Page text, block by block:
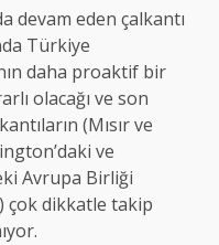
devam eden çalkantı
Türkiye
daha proaktif bir
olacağı ve son
(Mısır ve
ve
Avrupa Birliği
çok dikkatle takip